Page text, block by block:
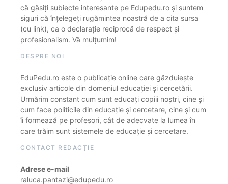
că găsiți subiecte interesante pe Edupedu.ro și suntem
siguri că înțelegeți rugămintea noastră de a cita sursa
(cu link), ca o declarație reciprocă de respect și
profesionalism. Vă mulțumim!
DESPRE NOI
EduPedu.ro este o publicație online care găzduiește
exclusiv articole din domeniul educației și cercetării.
Urmărim constant cum sunt educați copiii noștri, cine și
cum face politicile din educație și cercetare, cine și cum
îi formează pe profesori, cât de adecvate la lumea în
care trăim sunt sistemele de educație și cercetare.
CONTACT REDACȚIE
Adrese e-mail
raluca.pantazi@edupedu.ro